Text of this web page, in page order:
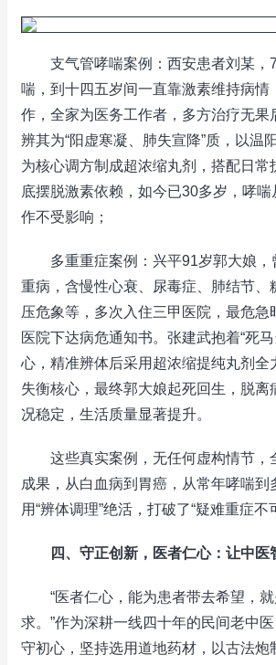
支气管哮喘案例：西安患者刘某，
喘，到十四五岁间一直靠激素维持病情
作，全家为医务工作者，多方治疗无果
辨其为“阳虚寒凝、肺失宣降”质，以温
为核心调方制成超浓缩丸剂，搭配日常
底摆脱激素依赖，如今已30多岁，哮喘
作不受影响；
多重重症案例：兴平91岁郭大娘，
重病，含慢性心衰、尿毒症、肺结节、
压危象等，多次入住三甲医院，最危急
医院下达病危通知书。张建武抱着“死
心，精准辨体后采用超浓缩提纯丸剂全
失衡核心，最终郭大娘起死回生，脱离
况稳定，生活质量显著提升。
这些真实案例，无任何虚构情节，
成果，从白血病到胃癌，从常年哮喘到
用“辨体调理”绝活，打破了“疑难重症不
四、守正创新，医者仁心：让中医
“医者仁心，能为患者带去希望，就
求。”作为深耕一线四十年的民间老中
守初心，坚持选用道地药材，以古法炮